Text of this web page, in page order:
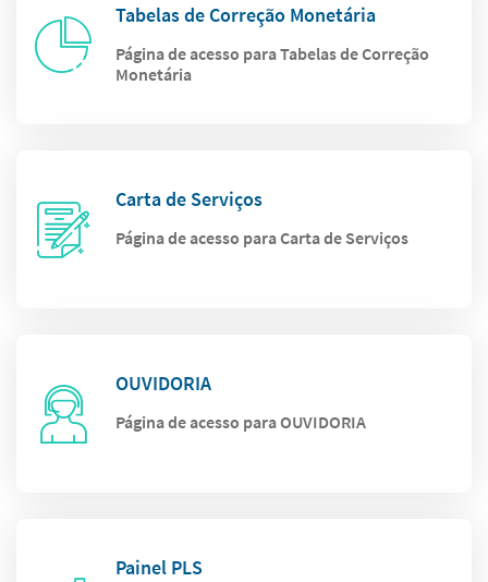
Tabelas de Correção Monetária
Página de acesso para Tabelas de Correção
Monetária
Carta de Serviços
Página de acesso para Carta de Serviços
OUVIDORIA
Página de acesso para OUVIDORIA
Painel PLS